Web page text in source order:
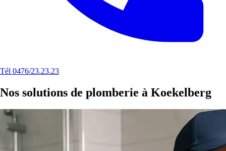
Tél 0476/23.23.23
Nos solutions de plomberie à Koekelberg